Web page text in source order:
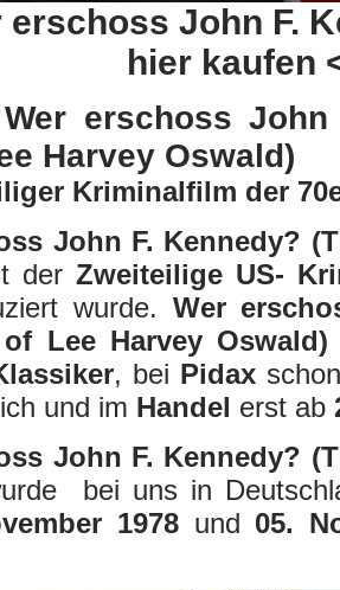
erschoss John F.
hier kaufen
erschoss John
Harvey Oswald)
Kriminalfilm der
John F. Kennedy?
der Zweiteilige US-
wurde. Wer
Lee Harvey Oswald)
, bei Pidax
und im Handel erst ab
John F. Kennedy?
bei uns in
1978 und 05.